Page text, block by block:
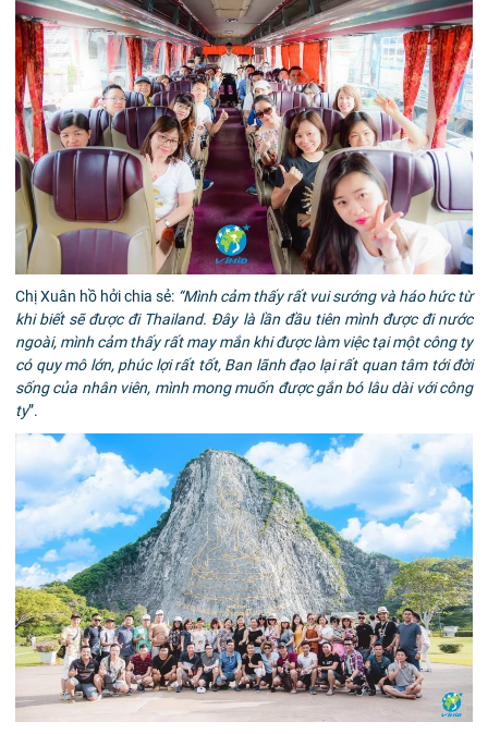
Chị Xuân hồ hởi chia sẻ: “Mình cảm thấy rất vui sướngvà háo hức từ
khi biết sẽ được đi Thailand. Đây là lần đầu tiên mình được đi nước
ngoài, mình cảm thấy rất may mắn khi được làm việc tại một công ty
có quy mô lớn, phúc lợi rất tốt, Ban lãnh đạo lại rất quan tâm tới đời
sống của nhân viên, mình mong muốn được gắn bó lâu dài với công
ty”.